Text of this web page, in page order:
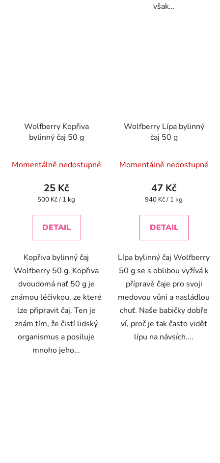
však...
Wolfberry Kopřiva
bylinný čaj 50 g
Momentálně nedostupné
25 Kč
Měrná
500 Kč / 1 kg
DETAIL
Kopřiva bylinný čaj
Wolfberry 50 g. Kopřiva
dvoudomá nať 50 g je
známou léčivkou, ze které
lze připravit čaj. Ten je
znám tím, že čistí lidský
organismus a posiluje
mnoho jeho...
Wolfberry Lípa bylinný
čaj 50 g
Momentálně nedostupné
47 Kč
Měrná
940 Kč / 1 kg
DETAIL
Lípa bylinný čaj Wolfberry
50 g se s oblibou vyžívá k
přípravě čaje pro svoji
medovou vůni a nasládlou
chuť. Naše babičky dobře
ví, proč je tak často vidět
lípu na návsích....